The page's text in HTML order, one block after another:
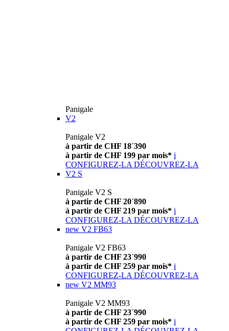
Panigale
V2
Panigale V2
à partir de CHF 18´390
à partir de CHF 199 par mois* i
CONFIGUREZ-LA DÉCOUVREZ-LA
V2 S
Panigale V2 S
à partir de CHF 20´890
à partir de CHF 219 par mois* i
CONFIGUREZ-LA DÉCOUVREZ-LA
new V2 FB63
Panigale V2 FB63
à partir de CHF 23´990
à partir de CHF 259 par mois* i
CONFIGUREZ-LA DÉCOUVREZ-LA
new V2 MM93
Panigale V2 MM93
à partir de CHF 23´990
à partir de CHF 259 par mois* i